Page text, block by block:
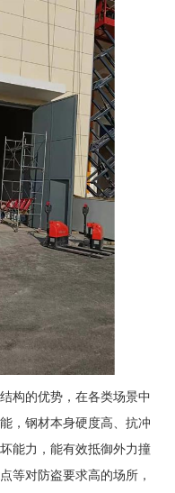
构的优势，在各类场景中
，钢材本身硬度高、抗冲
能力，能有效抵御外力撞
等对防盗要求高的场所，